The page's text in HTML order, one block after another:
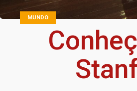
MUNDO